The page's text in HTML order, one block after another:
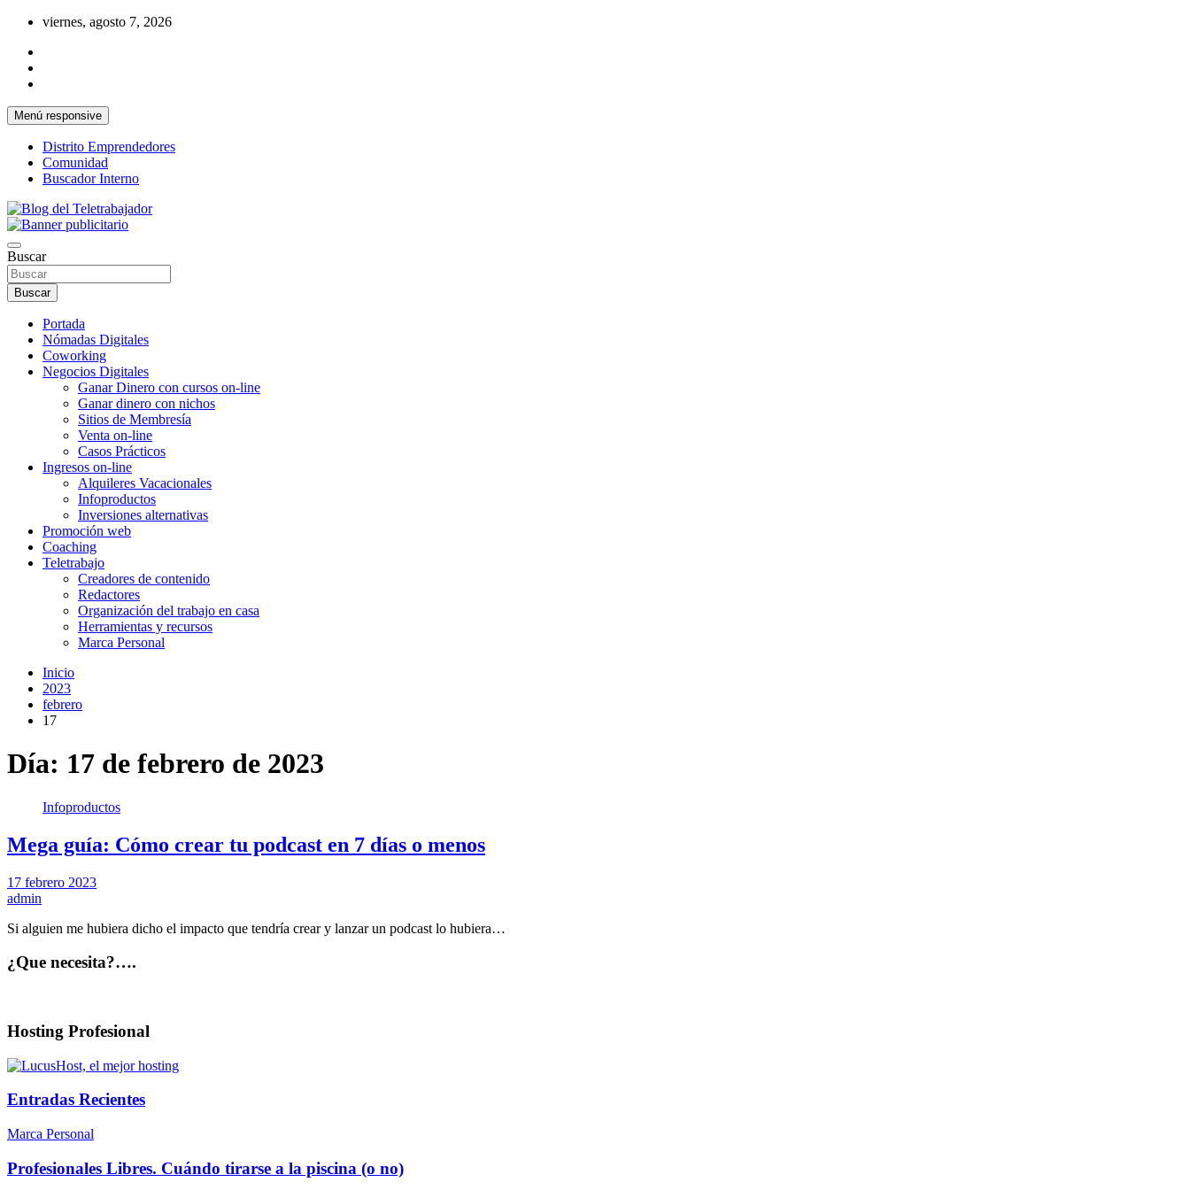
Saltar
contenido
viernes, agosto 7, 2026
Menú responsive
Distrito Emprendedores
Comunidad
Buscador Interno
Blog del Teletrabajador
Buscar
Buscar
Portada
Nómadas Digitales
Coworking
Negocios Digitales
Ganar Dinero con cursos on-line
Ganar dinero con nichos
Sitios de Membresía
Venta on-line
Casos Prácticos
Ingresos on-line
Alquileres Vacacionales
Infoproductos
Inversiones alternativas
Promoción web
Coaching
Teletrabajo
Creadores de contenido
Redactores
Organización del trabajo en casa
Herramientas y recursos
Marca Personal
Inicio
2023
febrero
17
Día: 17 de febrero de 2023
Infoproductos
Mega guía: Cómo crear tu podcast en 7 días o menos
17 febrero 2023
admin
Si alguien me hubiera dicho el impacto que tendría crear y lanzar un podcast lo hubiera…
¿Que necesita?….
Hosting Profesional
Entradas Recientes
Marca Personal
Profesionales Libres. Cuándo tirarse a la piscina (o no)